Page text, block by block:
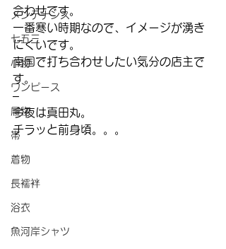
メンテナンス
七五三
小物
ワンピース
履物
帯
着物
長襦袢
浴衣
魚河岸シャツ
合わせです。
一番寒い時期なので、イメージが湧き
にくいです。
南国で打ち合わせしたい気分の店主で
す。
–
今夜は真田丸。
チラッと前身頃。。。